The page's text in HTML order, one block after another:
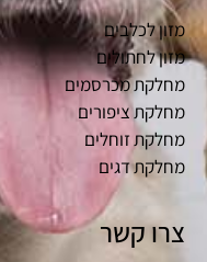
מזון לכלבים
מזון לחתולים
מחלקת מכרסמים
מחלקת ציפורים
מחלקת זוחלים
מחלקת דגים
צרו קשר